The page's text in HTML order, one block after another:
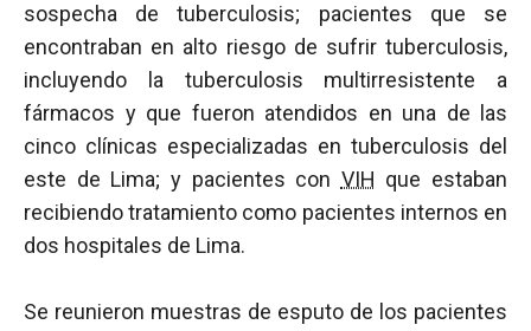
sospecha de tuberculosis; pacientes que se
encontraban en alto riesgo de sufrir tuberculosis,
incluyendo la tuberculosis multirresistente a
fármacos y que fueron atendidos en una de las
cinco clínicas especializadas en tuberculosis del
este de Lima; y pacientes con VIH que estaban
recibiendo tratamiento como pacientes internos en
dos hospitales de Lima.
Se reunieron muestras de esputo de los pacientes